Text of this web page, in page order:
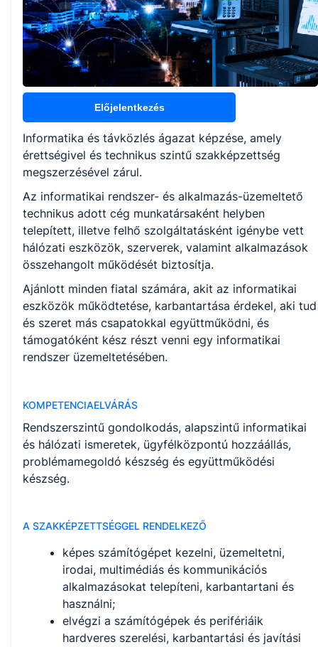
Képzés időtartama
5 év
Választható szakmairányok:
Nem válaszható
KKK/PTT
KKK letöltése (pdf)
Okleveles technikusképzés
Nem
Előjelentkezés
Informatika és távközlés ágazat képzése, amely
érettségivel és technikus szintű szakképzettség
megszerzésével zárul.
Az informatikai rendszer- és alkalmazás-üzemeltető
technikus adott cég munkatársaként helyben
telepített, illetve felhő szolgáltatásként igénybe vett
hálózati eszközök, szerverek, valamint alkalmazások
összehangolt működését biztosítja.
Ajánlott minden fiatal számára, akit az informatikai
eszközök működtetése, karbantartása érdekel, aki tud
és szeret más csapatokkal együttműködni, és
támogatóként kész részt venni egy informatikai
rendszer üzemeltetésében.
KOMPETENCIAELVÁRÁS
Rendszerszintű gondolkodás, alapszintű informatikai
és hálózati ismeretek, ügyfélközpontú hozzáállás,
problémamegoldó készség és együttműködési
készség.
A SZAKKÉPZETTSÉGGEL RENDELKEZŐ
képes számítógépet kezelni, üzemeltetni,
irodai, multimédiás és kommunikációs
alkalmazásokat telepíteni, karbantartani és
használni;
elvégzi a számítógépek és perifériáik
hardveres szerelési, karbantartási és javítási